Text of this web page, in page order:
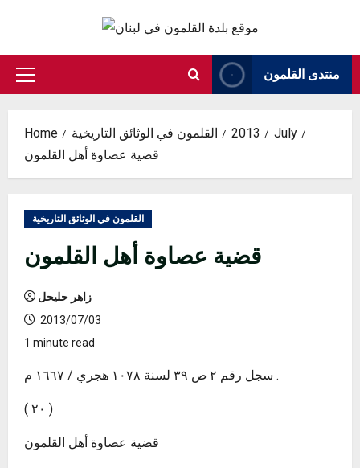
content
Primary
منتدى القلمون
Home القلمون في الوثائق التاريخية 2013
July
قضية عصاوة أهل القلمون
القلمون في الوثائق التاريخية
قضية عصاوة أهل القلمون
زاهر حليحل
2013/07/03
1 minute read
سجل رقم ٢ ص ٣٩ لسنة ١٠٧٨ هجري / ١٦٦٧ م .
( ٢٠ )
قضية عصاوة أهل القلمون